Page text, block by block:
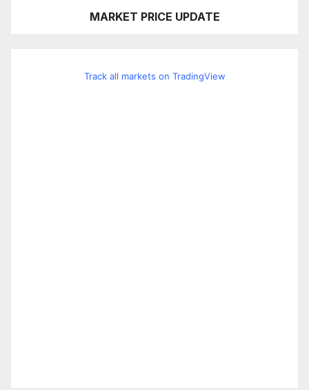
MARKET PRICE UPDATE
Track all markets on TradingView